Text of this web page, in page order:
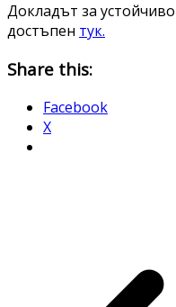
Докладът за
достъпен тук.
Share this:
Facebook
X